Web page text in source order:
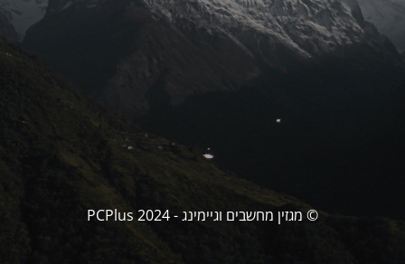
© מגזין מחשבים וגיימינג - PCPlus 2024